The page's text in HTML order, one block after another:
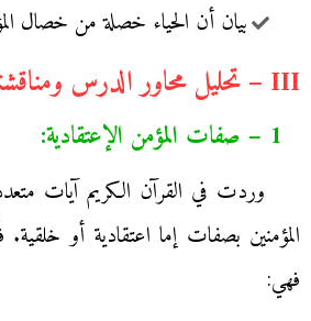
بيان أن الحياء خصلة من خصال
III – تحليل محاور الدرس ومناقشتها:
1 – صفات المؤمن الإعتقادية:
وردت في القرآن الكريم آيات
المؤمنين بصفات إما اعتقادية أو خلقية.
فهي: